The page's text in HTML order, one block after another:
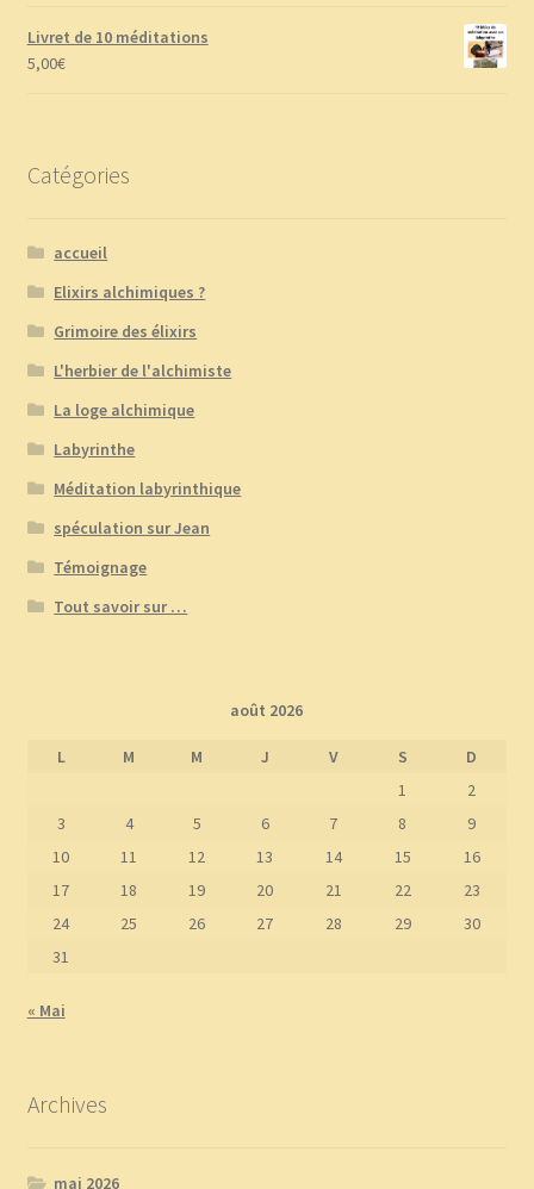
Livret de 10 méditations
5,00€
Catégories
accueil
Elixirs alchimiques ?
Grimoire des élixirs
L'herbier de l'alchimiste
La loge alchimique
Labyrinthe
Méditation labyrinthique
spéculation sur Jean
Témoignage
Tout savoir sur …
août 2026
L M M J V S
D
1
2
3
4 5 6 7 8
9
10
11 12 13 14 15
16
17
18 19 20 21 22
23
24
25 26 27 28 29
30
31
« Mai
Archives
mai 2026